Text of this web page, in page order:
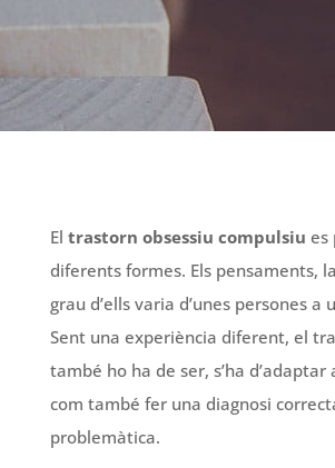
El trastorn obsessiu compulsiu es
diferents formes. Els pensaments,
grau d’ells varia d’unes persones a
Sent una experiència diferent, el
també ho ha de ser, s’ha
com també fer una diagnosi
problemàtica.